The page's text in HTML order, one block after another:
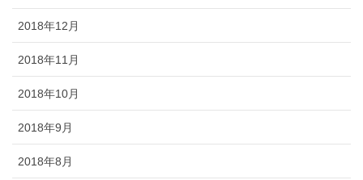
2018年12月
2018年11月
2018年10月
2018年9月
2018年8月